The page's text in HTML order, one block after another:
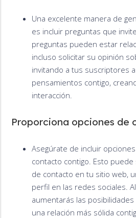
Una excelente manera de
es incluir preguntas que
preguntas pueden estar
incluso solicitar su opinión
invitando a tus suscriptores
pensamientos contigo,
interacción.
Proporciona opciones de
Asegúrate de incluir
contacto contigo. Esto
de contacto en tu sitio web,
perfil en las redes sociales.
aumentarás las
una relación más sólida